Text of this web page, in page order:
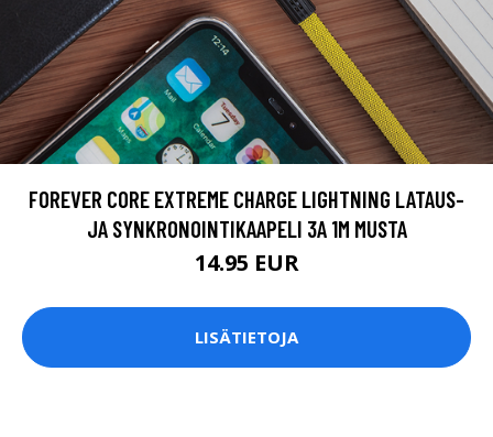
FOREVER CORE EXTREME CHARGE LIGHTNING LATAUS-
JA SYNKRONOINTIKAAPELI 3A 1M MUSTA
14.95 EUR
LISÄTIETOJA